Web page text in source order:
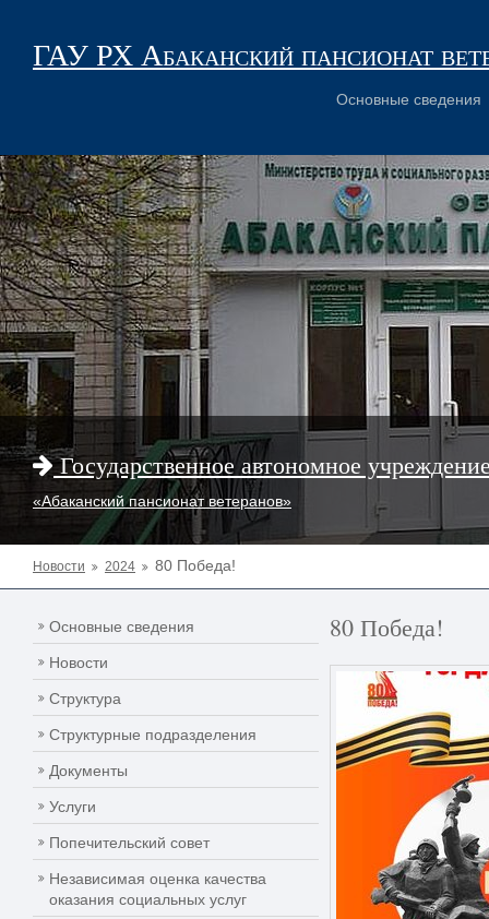
ГАУ РХ Абаканский пансионат
Основные сведения
Государственное автономное
«Абаканский пансионат ветеранов»
Новости 2024 80 Победа!
Основные сведения
Новости
Структура
Структурные подразделения
Документы
Услуги
Попечительский совет
Независимая оценка качества
оказания социальных услуг
80 Победа!